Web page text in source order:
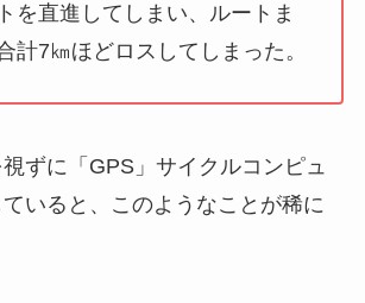
を直進してしまい、ルートま
計7㎞ほどロスしてしまった。
ずに「GPS」サイクルコンピュ
いると 、
このようなことが稀に